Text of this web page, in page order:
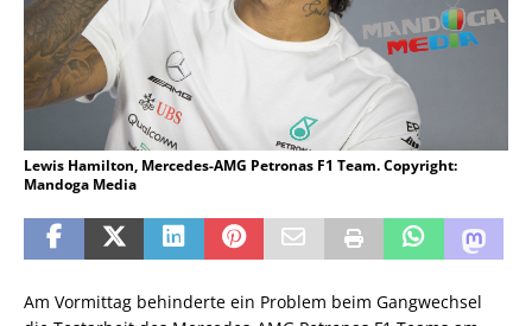
Lewis Hamilton, Mercedes-AMG Petronas F1 Team. Copyright:
Mandoga Media
Am Vormittag behinderte ein Problem beim Gangwechsel